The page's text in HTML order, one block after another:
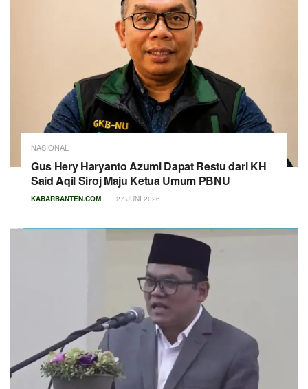
NASIONAL
Gus Hery Haryanto Azumi Dapat Restu dari KH
Said Aqil Siroj Maju Ketua Umum PBNU
KABARBANTEN.COM 27 JUNI 2026